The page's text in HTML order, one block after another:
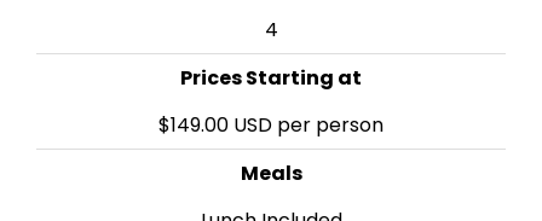
4
Prices Starting at
$149.00 USD per person
Meals